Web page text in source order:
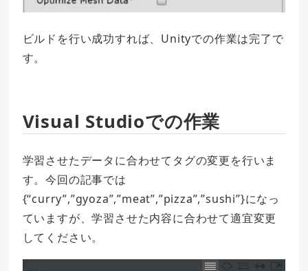
ビルドを行い成功すれば、Unityでの作業は完了で
す。
Visual Studioでの作業
学習させたデータに合わせてタグの変更を行いま
す。今回の記事では
{“curry”,”gyoza”,”meat”,”pizza”,”sushi”}になっ
ていますが、学習させた内容に合わせて適宜変更
してください。